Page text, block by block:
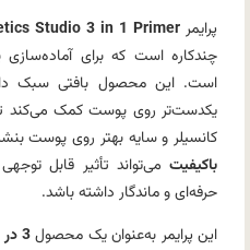
پرایمر Studio 3 in 1 Primer
چندکاره است که برای
است. این محصول بافتی سبک
یکدست‌تر روی پوست کمک می‌کند تا
کانسیلر و سایه بهتر روی پوست
باکیفیت می‌تواند تأثیر قابل
حرفه‌ای و ماندگار داشته باشد.
این پرایمر به‌عنوان یک محصول3 در 1